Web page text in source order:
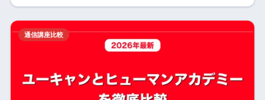
通信講座比較